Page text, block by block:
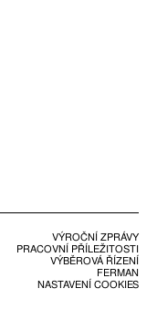
VÝROČNÍ ZPRÁVY
PRACOVNÍ PŘÍLEŽITOSTI
VÝBĚROVÁ ŘÍZENÍ
FERMAN
NASTAVENÍ COOKIES